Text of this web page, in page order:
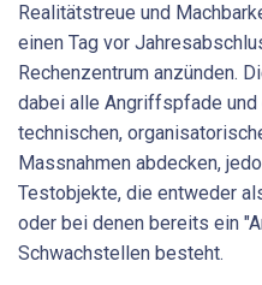
Realitätstreue und
einen Tag vor
Rechenzentrum anzünden.
dabei alle Angriffspfade
technischen,
Massnahmen abdecken,
Testobjekte, die entweder
oder bei denen bereits ein
Schwachstellen besteht.